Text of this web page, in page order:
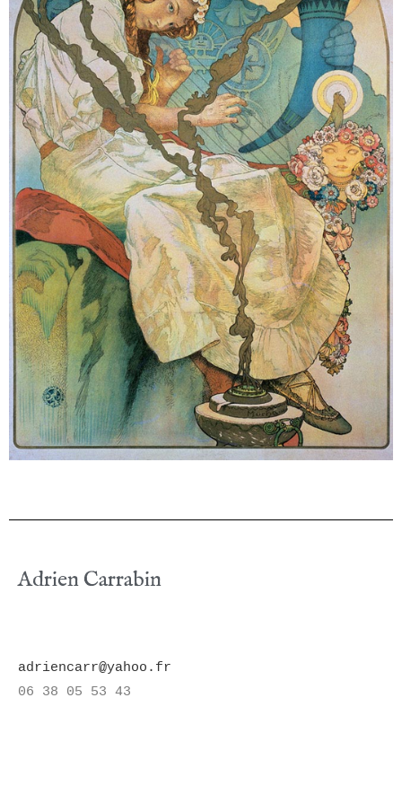
Adrien Carrabin
adriencarr@yahoo.fr
06 38 05 53 43